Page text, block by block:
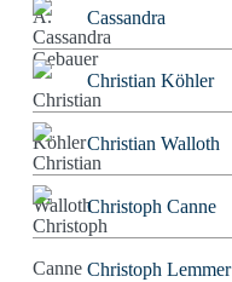
Cassandra
Christian Köhler
Christian Walloth
Christoph Canne
Christoph Lemmer